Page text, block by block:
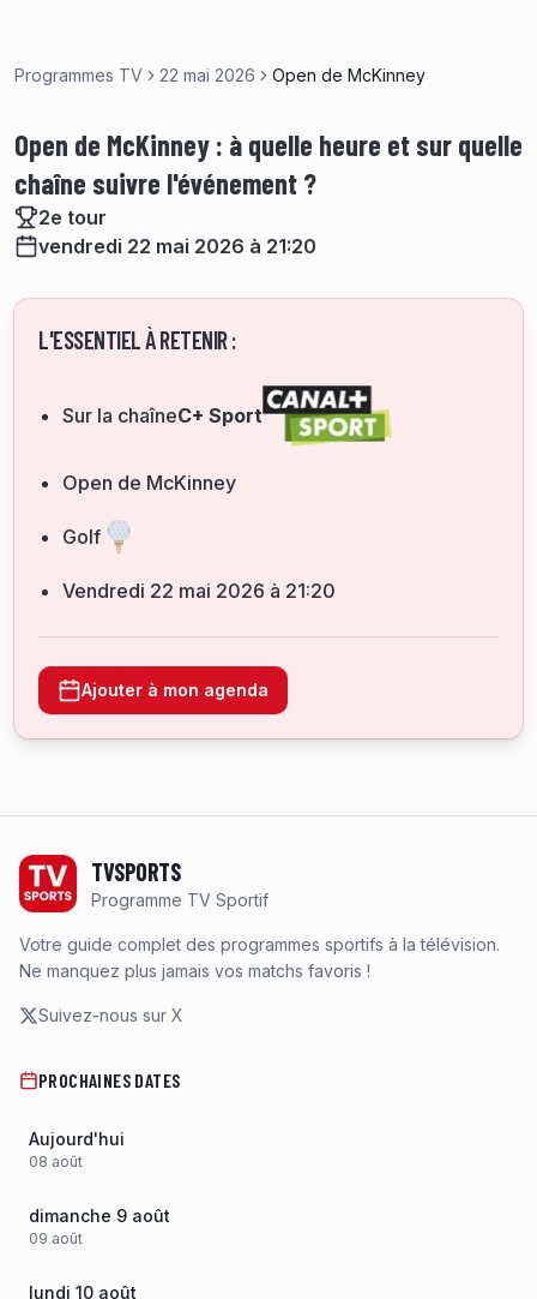
Programmes TV 22 mai 2026 Open de McKinney
Open de McKinney : à quelle heure et sur quelle
chaîne suivre l'événement ?
2e tour
vendredi 22 mai 2026 à 21:20
L'ESSENTIEL À RETENIR :
Sur la chaîneC+ Sport
Open de McKinney
Golf
vendredi 22 mai 2026 à 21:20
Ajouter à mon agenda
TVSPORTS
Programme TV Sportif
Votre guide complet des programmes sportifs à la télévision.
Ne manquez plus jamais vos matchs favoris !
Suivez-nous sur X
PROCHAINES DATES
Aujourd'hui
08 août
dimanche 9 août
09 août
lundi 10 août